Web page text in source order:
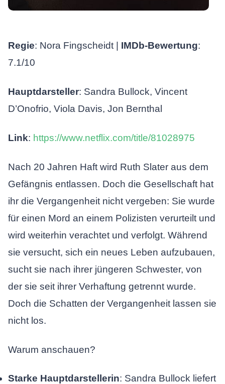
Regie: Nora Fingscheidt | IMDb-Bewertung:
7.1/10
Hauptdarsteller: Sandra Bullock, Vincent
D’Onofrio, Viola Davis, Jon Bernthal
Link: https://www.netflix.com/title/81028975
Nach 20 Jahren Haft wird Ruth Slater aus dem
Gefängnis entlassen. Doch die Gesellschaft hat
ihr die Vergangenheit nicht vergeben: Sie wurde
für einen Mord an einem Polizisten verurteilt und
wird weiterhin verachtet und verfolgt. Während
sie versucht, sich ein neues Leben aufzubauen,
sucht sie nach ihrer jüngeren Schwester, von
der sie seit ihrer Verhaftung getrennt wurde.
Doch die Schatten der Vergangenheit lassen sie
nicht los.
Warum anschauen?
Starke Hauptdarstellerin: Sandra Bullock liefert